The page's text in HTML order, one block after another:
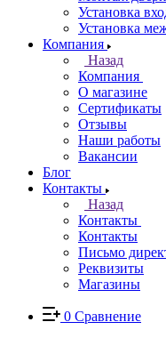
Установка
Установка
Компания
Назад
Компания
О магазине
Сертификаты
Отзывы
Наши работы
Вакансии
Блог
Контакты
Назад
Контакты
Контакты
Письмо
Реквизиты
Магазины
0 Сравнение